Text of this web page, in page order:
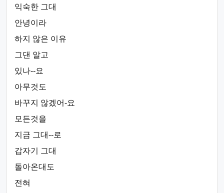
익숙한 그대
안녕이라
하지 않은 이유
그댄 알고
있나--요
아무것도
바꾸지 않겠어-요
모든것을
지금 그대--로
갑자기 그대
돌아온대도
전혀